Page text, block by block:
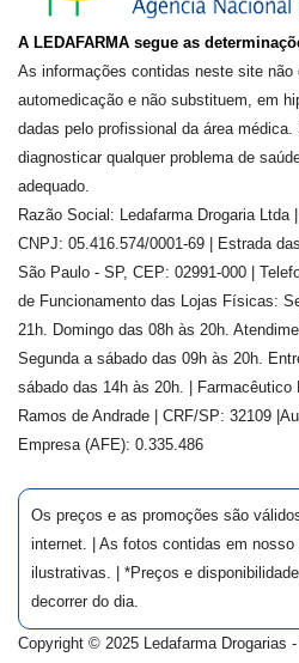
A LEDAFARMA segue as
As informações contidas neste site não
automedicação e não substituem, em
dadas pelo profissional da área
diagnosticar qualquer problema de
adequado.
Razão Social: Ledafarma Drogaria Ltda
CNPJ: 05.416.574/0001-69 | Estrada
São Paulo - SP, CEP: 02991-000 |
de Funcionamento das Lojas Físicas:
21h. Domingo das 08h às 20h.
Segunda a sábado das 09h às 20h.
sábado das 14h às 20h. | Farmacêutico
Ramos de Andrade
| CRF/SP: 32109
Empresa (AFE): 0.335.486
Os preços e as promoções são
internet. | As fotos contidas em
ilustrativas. | *Preços e
decorrer do dia.
Copyright © 2025 Ledafarma Drogarias